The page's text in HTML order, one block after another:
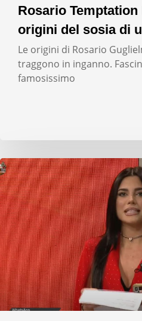
Rosario
origini del sosia di
Le origini di Rosario
traggono in inganno.
famosissimo